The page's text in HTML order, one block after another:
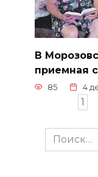
В
приемная
85 4
1
Search
for: